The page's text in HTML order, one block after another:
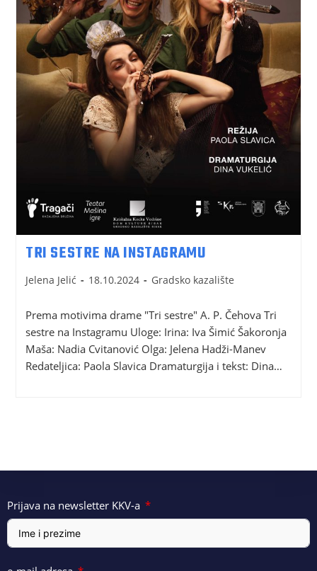
TRI SESTRE NA INSTAGRAMU
Jelena Jelić 18.10.2024 Gradsko kazalište
Prema motivima drame "Tri sestre" A. P. Čehova Tri
sestre na Instagramu Uloge: Irina: Iva Šimić Šakoronja
Maša: Nadia Cvitanović Olga: Jelena Hadži-Manev
Redateljica: Paola Slavica Dramaturgĳa i tekst: Dina…
Prijava na newsletter KKV-a